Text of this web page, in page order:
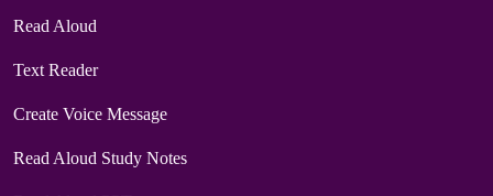
Read Aloud
Text Reader
Create Voice Message
Read Aloud Study Notes